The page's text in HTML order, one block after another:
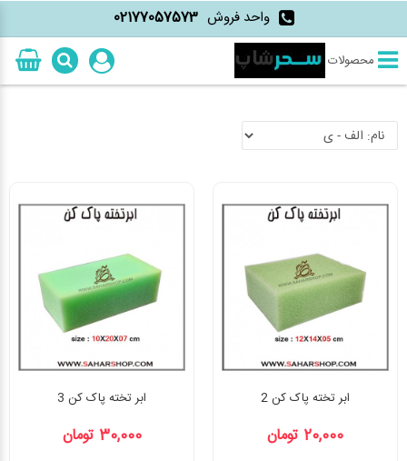
واحد فروش 02177057573
محصولات
ابر تخته پاک کن 2
20,000 تومان
ابر تخته پاک کن 3
30,000 تومان